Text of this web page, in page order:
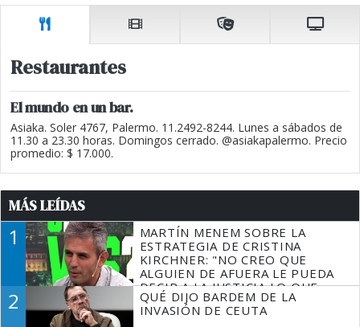
Restaurantes
El mundo en un bar.
Asiaka. Soler 4767, Palermo. 11.2492-8244. Lunes a sábados de
11.30 a 23.30 horas. Domingos cerrado. @asiakapalermo. Precio
promedio: $ 17.000.
MÁS LEÍDAS
1
MARTÍN MENEM SOBRE LA
ESTRATEGIA DE CRISTINA
KIRCHNER: "NO CREO QUE
ALGUIEN DE AFUERA LE PUEDA
DECIR A LA JUSTICIA LO QUE
TIENE QUE HACER"
2
QUÉ DIJO BARDEM DE LA
INVASIÓN DE CEUTA